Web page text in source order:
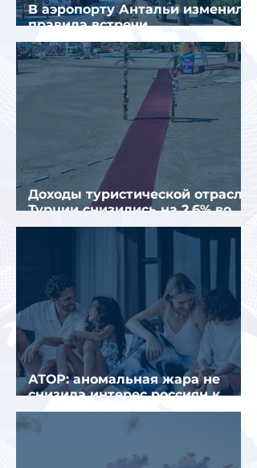
В аэропорту Антальи изменили
правила встречи
организованных туристов
Доходы туристической отрасли
Турции снизились на 2,6% во
втором квартале 2026 года
АТОР: аномальная жара не
снизила интерес россиян к
летнему отдыху в Европе